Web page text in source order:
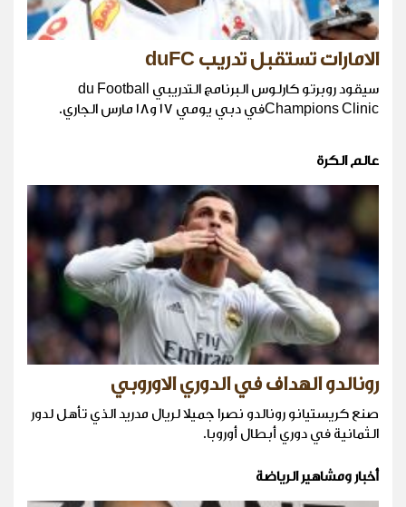
الامارات تستقبل تدريب duFC
سيقود روبرتو كارلوس البرنامج التدريبي du Football
Champions Clinicفي دبي يومي ١٧ و١٨ مارس الجاري.
عالم الكرة
رونالدو الهداف في الدوري الاوروبي
صنع كريستيانو رونالدو نصرا جميلا لريال مدريد الذي تأهل لدور
الثمانية في دوري أبطال أوروبا.
أخبار ومشاهير الرياضة